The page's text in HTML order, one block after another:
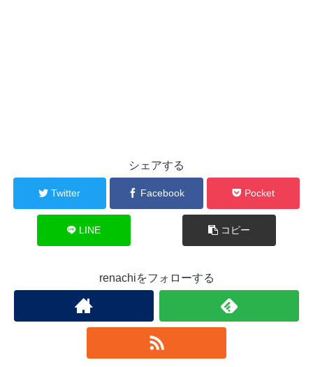
シェアする
Twitter Facebook Pocket
LINE コピー
renachiをフォローする